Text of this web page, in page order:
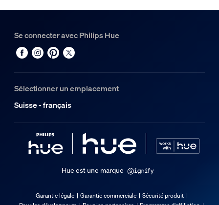
Hue Hue Bridge
Se connecter avec Philips Hue
Sélectionner un emplacement
Suisse - français
Hue est une marque
Garantie légale Garantie commerciale
Sécurité produit